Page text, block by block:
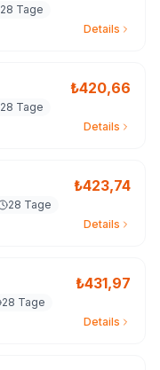
28 Tage
Details
₺420,66
28 Tage
Details
₺423,74
28 Tage
Details
₺431,97
28 Tage
Details